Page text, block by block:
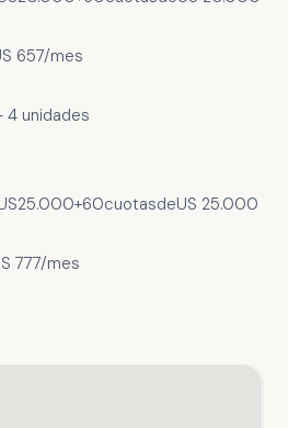
657/mes
4 unidades
25.000
777/mes